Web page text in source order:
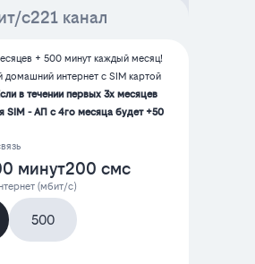
с221 канал
+ 500 минут каждый месяц!
домашний интернет с SIM картой
в течении первых 3х месяцев
SIM - АП с 4го месяца будет +50
минут200 смс
(мбит/с)
500